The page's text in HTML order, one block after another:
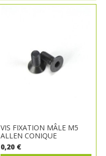
VIS FIXATION MÂLE M5
ALLEN CONIQUE
0,20 €